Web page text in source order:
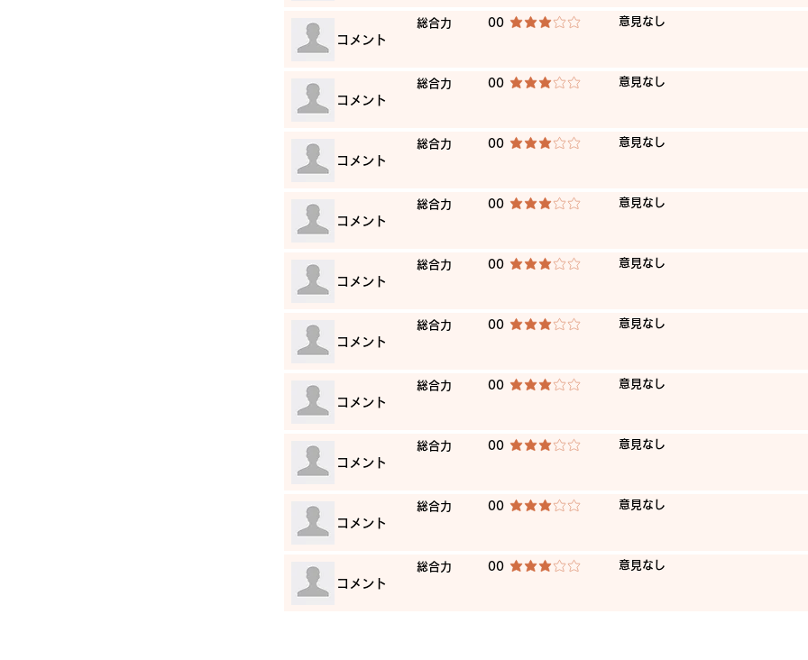
​総合力 00 平均評価 3 /5 ​意見なし
​コメント
​総合力 00 平均評価 3 /5 ​意見なし
​コメント
​総合力 00 平均評価 3 /5 ​意見なし
​コメント
​総合力 00 平均評価 3 /5 ​意見なし
​コメント
​総合力 00 平均評価 3 /5 ​意見なし
​コメント
​総合力 00 平均評価 3 /5 ​意見なし
​コメント
​総合力 00 平均評価 3 /5 ​意見なし
​コメント
​総合力 00 平均評価 3 /5 ​意見なし
​コメント
​総合力 00 平均評価 3 /5 ​意見なし
​コメント
​総合力 00 平均評価 3 /5 ​意見なし
​コメント